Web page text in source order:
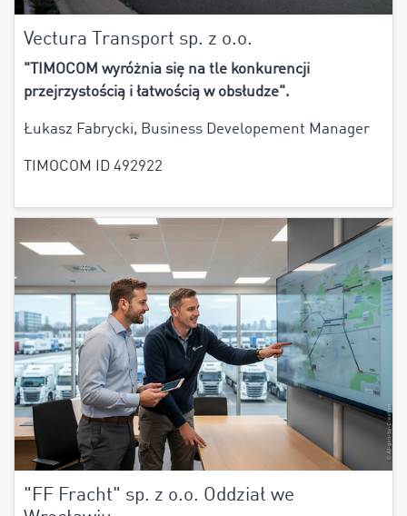
Vectura Transport sp. z o.o.
"TIMOCOM wyróżnia się na tle konkurencji
przejrzystością i łatwością w obsłudze".
Łukasz Fabrycki, Business Developement Manager
TIMOCOM ID 492922
"FF Fracht" sp. z o.o. Oddział we